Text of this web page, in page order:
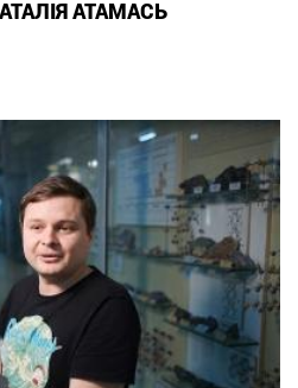
АТАМАСЬ